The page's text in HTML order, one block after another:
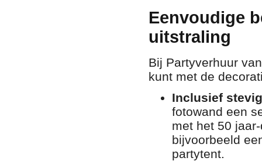
Eenvoudige
uitstraling
Bij Partyverhuur
kunt met de
Inclusief
fotowand een
met het 50
bijvoorbeeld
partytent.